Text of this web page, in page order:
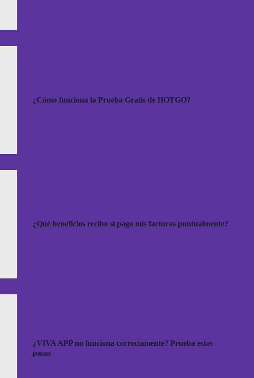
¿Cómo funciona la Prueba Gratis de HOTGO?
¿Qué beneficios recibo si pago mis facturas puntualmente?
¿VIVA APP no funciona correctamente? Prueba estos
pasos